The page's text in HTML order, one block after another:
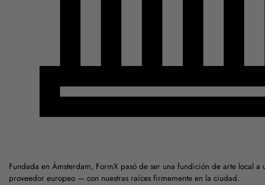
Fundada en Ámsterdam, FormX pasó de ser una fundición de arte local a
proveedor europeo — con nuestras raíces firmemente en la ciudad.